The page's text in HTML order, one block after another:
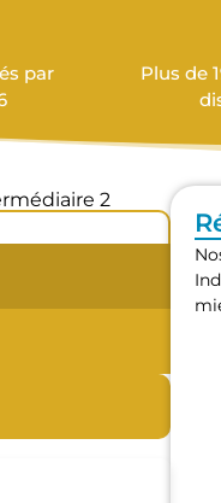
par
Plus de
2